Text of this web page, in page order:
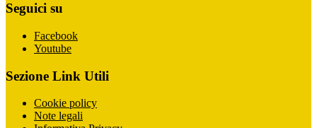
Seguici su
Facebook
Youtube
Sezione Link Utili
Cookie policy
Note legali